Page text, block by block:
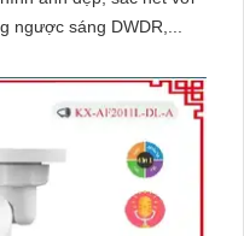
bị chống ngược sáng DWDR,...